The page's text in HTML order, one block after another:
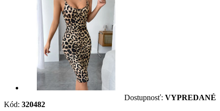
Kód: 320482
Dostupnosť: VYPREDANÉ